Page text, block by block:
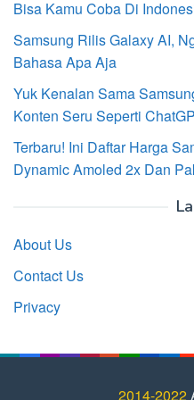
Bisa Kamu Coba Di
Samsung Rilis Galaxy AI,
Bahasa Apa Aja
Yuk Kenalan Sama
Konten Seru Seperti
Terbaru! Ini Daftar Harga
Dynamic Amoled 2x Dan
About Us
Contact Us
Privacy
2014-2022